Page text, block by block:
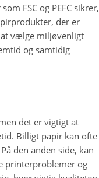
FSC og PEFC sikrer,
der er
vælge miljøvenligt
og samtidig
det er vigtigt at
Billigt papir kan ofte
den anden side, kan
printerproblemer og